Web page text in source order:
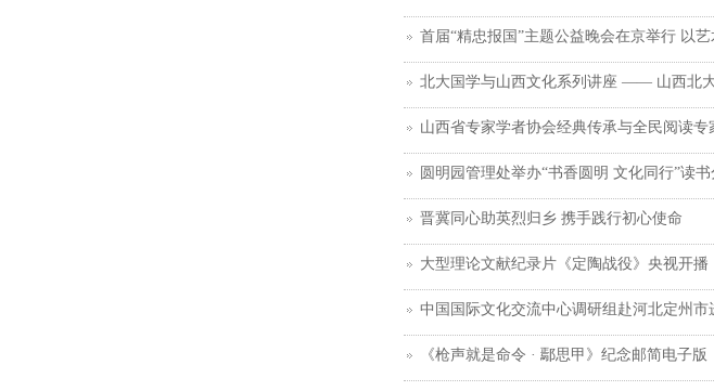
首届“精忠报国”主题公益晚会在京举行 以
北大国学与山西文化系列讲座 —— 山西北
山西省专家学者协会经典传承与全民阅读
圆明园管理处举办“书香圆明 文化同行”读
晋冀同心助英烈归乡 携手践行初心使命
大型理论文献纪录片《定陶战役》央视开播
中国国际文化交流中心调研组赴河北定州市
《枪声就是命令 · 鄢思甲》纪念邮简电子版